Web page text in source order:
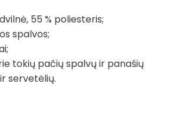
55 % poliesteris;
spalvos;
tokių pačių spalvų ir panašių
servetėlių.